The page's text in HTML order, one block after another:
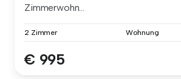
Zimmerwohn...
2 Zimmer Wohnung
€ 995